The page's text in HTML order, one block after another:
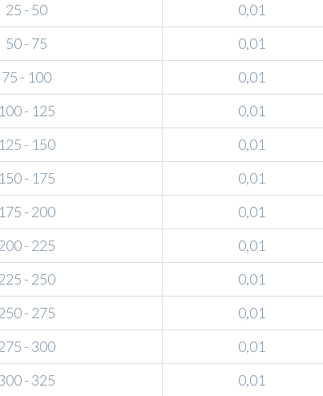
25 - 50 0,01
50 - 75 0,01
75 - 100 0,01
100 - 125 0,01
125 - 150 0,01
150 - 175 0,01
175 - 200 0,01
- 225 0,01
- 250 0,01
- 275 0,01
- 300 0,01
- 325 0,01